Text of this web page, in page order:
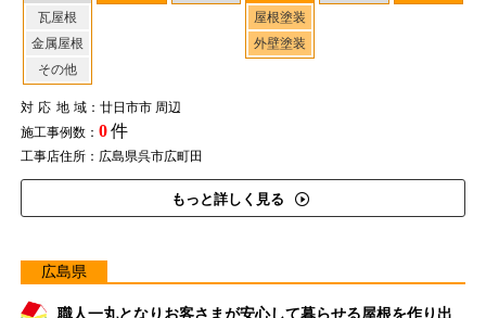
瓦屋根
金属屋根
その他
屋根塗装
外壁塗装
対応地域：廿日市市 周辺
施工事例数： 0件
工事店住所：広島県呉市広町田
もっと詳しく見る
広島県
職人一丸となりお客さまが安心して暮らせる屋根を作り出